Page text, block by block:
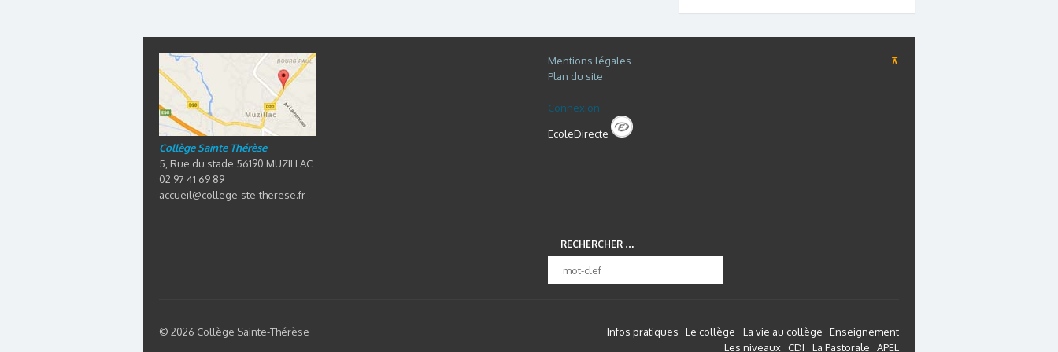
Collège Sainte Thérèse
5, Rue du stade 56190 MUZILLAC
02 97 41 69 89
accueil@college-ste-therese.fr
Mentions légales ⊼
Plan du site
Connexion
EcoleDirecte
RECHERCHER …
© 2026 Collège Sainte-Thérèse Infos pratiques Le collège La vie au collège
Enseignement
Les niveaux CDI La Pastorale APEL